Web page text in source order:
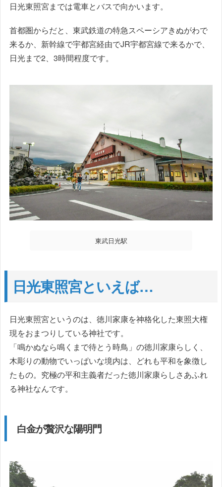
日光東照宮までは電車とバスで向かいます。
首都圏からだと、東武鉄道の特急スペーシアきぬがわで
来るか、新幹線で宇都宮経由でJR宇都宮線で来るかで、
日光まで2、3時間程度です。
東武日光駅
日光東照宮といえば…
日光東照宮というのは、徳川家康を神格化した東照大権
現をおまつりしている神社です。
「鳴かぬなら鳴くまで待とう時鳥」の徳川家康らしく、
木彫りの動物でいっぱいな境内は、どれも平和を象徴し
たもの。究極の平和主義者だった徳川家康らしさあふれ
る神社なんです。
白金が贅沢な陽明門